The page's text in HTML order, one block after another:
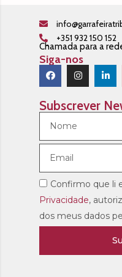
+351 932 150 152
Chamada para a
Siga-nos
Subscrever
Confirmo que li
Privacidade,
dos meus dados